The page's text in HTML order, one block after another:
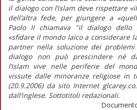
il dialogo con l’islam deve rispettare
dell’altra fede, per giungere a
Paolo II chiamava "il dialogo dello
«sfidare il mondo laico a considerare
partner nella soluzione dei
dialogo non può prescindere né
l’islam vive nelle periferie del
vissute dalle minoranze religiose in
(20.9.2006) da sito Internet
dall’inglese. Sottotitoli redazionali.